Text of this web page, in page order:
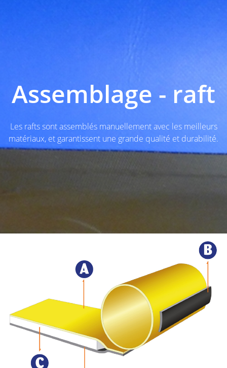
Assemblage - raft
Les rafts sont assemblés manuellement avec les meilleurs
matériaux, et garantissent une grande qualité et durabilité.